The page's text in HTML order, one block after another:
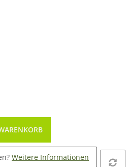
Weitere Informationen